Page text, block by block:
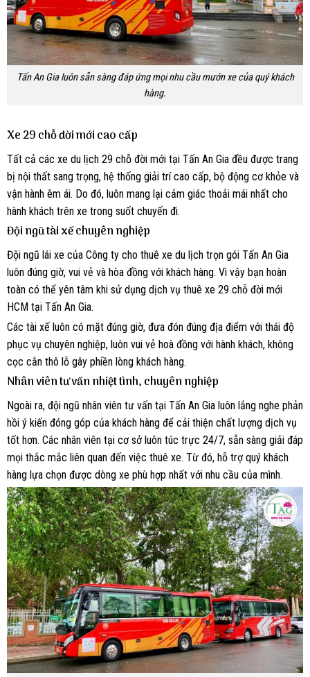
Tấn An Gia luôn sẵn sàng đáp ứng mọi nhu cầu mướn xe của quý khách
hàng.
Xe 29 chỗ đời mới cao cấp
Tất cả các xe du lịch 29 chỗ đời mới tại Tấn An Gia đều được trang
bị nội thất sang trọng, hệ thống giải trí cao cấp, bộ động cơ khỏe và
vận hành êm ái. Do đó, luôn mang lại cảm giác thoải mái nhất cho
hành khách trên xe trong suốt chuyến đi.
Đội ngũ tài xế chuyên nghiệp
Đội ngũ lái xe của Công ty cho thuê xe du lịch trọn gói Tấn An Gia
luôn đúng giờ, vui vẻ và hòa đồng với khách hàng. Vì vậy bạn hoàn
toàn có thể yên tâm khi sử dụng dịch vụ thuê xe 29 chỗ đời mới
HCM tại Tấn An Gia.
Các tài xế luôn có mặt đúng giờ, đưa đón đúng địa điểm với thái độ
phục vụ chuyên nghiệp, luôn vui vẻ hoà đồng với hành khách, không
cọc cằn thô lỗ gây phiền lòng khách hàng.
Nhân viên tư vấn nhiệt tình, chuyên nghiệp
Ngoài ra, đội ngũ nhân viên tư vấn tại Tấn An Gia luôn lắng nghe phản
hồi ý kiến đóng góp của khách hàng để cải thiện chất lượng dịch vụ
tốt hơn. Các nhân viên tại cơ sở luôn túc trực 24/7, sẵn sàng giải đáp
mọi thắc mắc liên quan đến việc thuê xe. Từ đó, hỗ trợ quý khách
hàng lựa chọn được dòng xe phù hợp nhất với nhu cầu của mình.